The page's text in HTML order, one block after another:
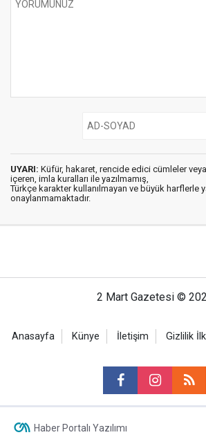
UYARI: Küfür, hakaret, rencide edici cümleler
içeren, imla kuralları ile yazılmamış,
Türkçe karakter kullanılmayan ve büyük harflerle
onaylanmamaktadır.
2 Mart Gazetesi ©
Anasayfa Künye İletişim Gizlilik
Haber Portalı Yazılımı